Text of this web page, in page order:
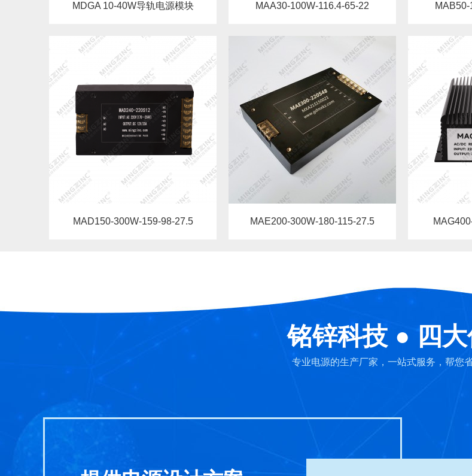
MDGA 10-40W导轨电源模块 MAA30-100W-116.4-65-22
MAD150-300W-159-98-27.5 MAE200-300W-180-115-27.5
铭锌科技 ● 四
专业电源的生产厂家，一站式服务，帮您